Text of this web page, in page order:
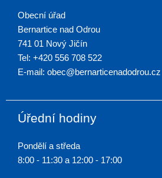
Obecní úřad
Bernartice nad Odrou
741 01 Nový Jičín
Tel: +420 556 708 522
E-mail: obec@bernarticenadodrou.cz
Úřední hodiny
Pondělí a středa
8:00 - 11:30 a 12:00 - 17:00